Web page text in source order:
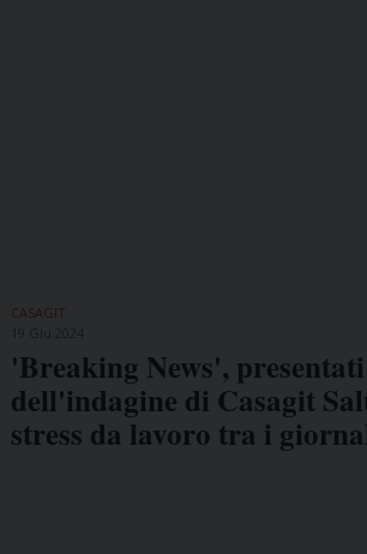
CASAGIT
'Breaking News',
dell'indagine di Casagit
stress da lavoro tra i